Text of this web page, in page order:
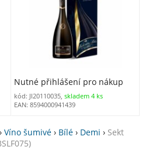
Nutné přihlášení pro nákup
kód: JI20110035,skladem 4 ks
EAN: 8594000941439
›Víno šumivé › Bílé › Demi › Sekt